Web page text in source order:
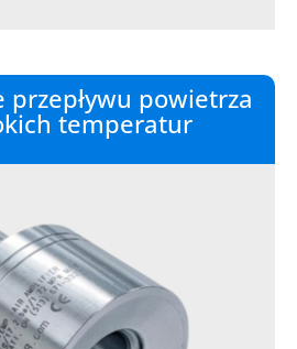
przepływu powietrza
temperatur